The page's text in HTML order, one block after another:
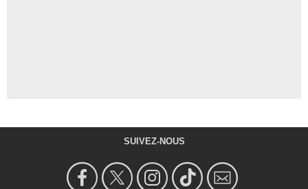
SUIVEZ-NOUS